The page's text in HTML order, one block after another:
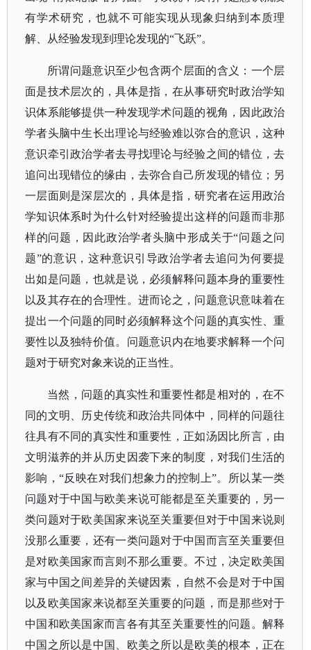
有学术研究，也就不可能实现从现象归纳到本质理
解、从经验发现到理论发现的“飞跃”。
所谓问题意识至少包含两个层面的含义：一个层
面是技术层次的，具体是指，在从事研究时政治学知
识体系能够提供一种发现学术问题的视角，因此政治
学者头脑中生长出理论与经验难以弥合的意识，这种
意识牵引政治学者去寻找理论与经验之间的错位，去
追问出现错位的缘由，去弥合自己所发现的错位；另
一层面则是深层次的，具体是指，研究者在运用政治
学知识体系时为什么针对经验提出这样的问题而非那
样的问题，因此政治学者头脑中形成关于“问题之问
题”的意识，这种意识引导政治学者去追问为何要提
出如是问题，也就是说，必须解释问题本身的重要性
以及其存在的合理性。进而论之，问题意识意味着在
提出一个问题的同时必须解释这个问题的真实性、重
要性以及独特价值。问题意识内在地要求解释一个问
题对于研究对象来说的正当性。
当然，问题的真实性和重要性都是相对的，在不
同的文明、历史传统和政治共同体中，同样的问题往
往具有不同的真实性和重要性，正如汤因比所言，由
文明滋养的并从历史因袭下来的制度，对我们生活的
影响，“反映在对我们想象力的控制上”。所以某一类
问题对于中国与欧美来说可能都是至关重要的，另一
类问题对于欧美国家来说至关重要但对于中国来说则
没那么重要，还有一类问题对于中国而言至关重要但
是对欧美国家而言则不那么重要。不过，决定欧美国
家与中国之间差异的关键因素，自然不会是对于中国
以及欧美国家来说都至关重要的问题，而是那些对于
中国和欧美国家而言各有其至关重要性的问题。解释
中国之所以是中国、欧美之所以是欧美的根本，正在